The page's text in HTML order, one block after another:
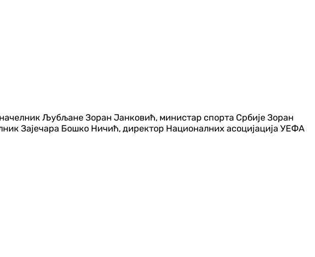
Љубљане Зоран Јанковић, министар спорта Србије Зоран
Зајечара Бошко Ничић, директор Националних асоцијација УЕФА